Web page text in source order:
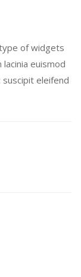
of widgets
euismod
suscipit eleifend